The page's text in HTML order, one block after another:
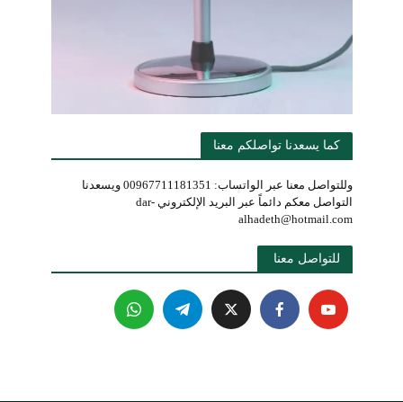
كما يسعدنا تواصلكم معنا
وللتواصل معنا عبر الواتساب: 00967711181351 ويسعدنا
التواصل معكم دائماً عبر البريد الإلكتروني dar-
alhadeth@hotmail.com
للتواصل معنا